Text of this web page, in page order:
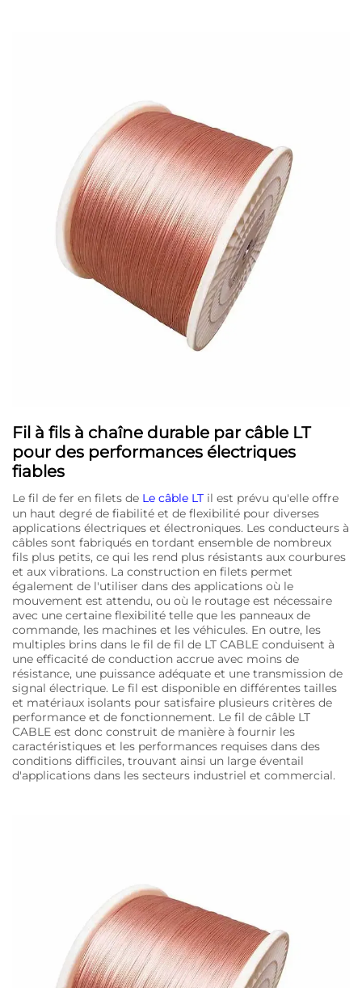
Fil à fils à chaîne durable par câble LT
pour des performances électriques
fiables
Le fil de fer en filets de Le câble LT il est prévu qu'elle offre
un haut degré de fiabilité et de flexibilité pour diverses
applications électriques et électroniques. Les conducteurs à
câbles sont fabriqués en tordant ensemble de nombreux
fils plus petits, ce qui les rend plus résistants aux courbures
et aux vibrations. La construction en filets permet
également de l'utiliser dans des applications où le
mouvement est attendu, ou où le routage est nécessaire
avec une certaine flexibilité telle que les panneaux de
commande, les machines et les véhicules. En outre, les
multiples brins dans le fil de fil de LT CABLE conduisent à
une efficacité de conduction accrue avec moins de
résistance, une puissance adéquate et une transmission de
signal électrique. Le fil est disponible en différentes tailles
et matériaux isolants pour satisfaire plusieurs critères de
performance et de fonctionnement. Le fil de câble LT
CABLE est donc construit de manière à fournir les
caractéristiques et les performances requises dans des
conditions difficiles, trouvant ainsi un large éventail
d'applications dans les secteurs industriel et commercial.